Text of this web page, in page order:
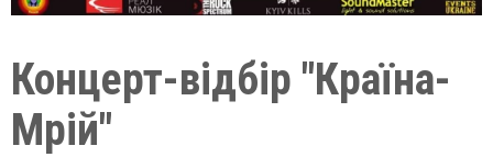
Концерт-відбір "Країна-
Мрій"